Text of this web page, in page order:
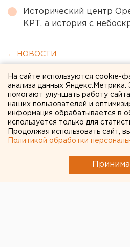
Исторический центр
КРТ, а история с
← НОВОСТИ
Автопробеги,
Екатеринбурга
75-летию
На сайте используются cookie-
анализа данных Яндекс.Метрика.
помогают улучшать работу
наших пользователей и
информация обрабатывается в
используется только для
Продолжая использовать сайт,
Политикой обработки